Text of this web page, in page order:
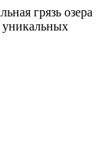
грязь озера